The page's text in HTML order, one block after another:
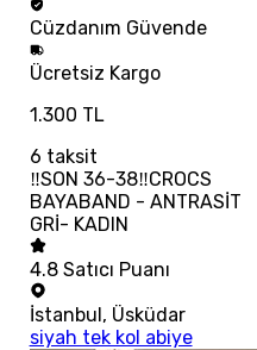
Cüzdanım Güvende
Ücretsiz Kargo
1.300 TL
6 taksit
‼SON 36-38‼CROCS
BAYABAND - ANTRASİT
GRİ- KADIN
4.8 Satıcı Puanı
İstanbul, Üsküdar
siyah tek kol abiye